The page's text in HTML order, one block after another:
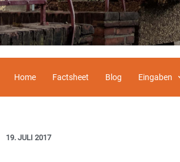
Home Factsheet Blog Eingaben
19. JULI 2017